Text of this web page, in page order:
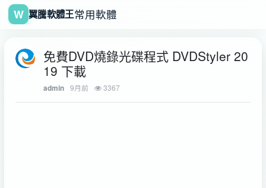
W 翼騰軟體王常用軟體
免費DVD燒錄光碟程式 DVDStyler 20
19 下載
admin 9月前 3367